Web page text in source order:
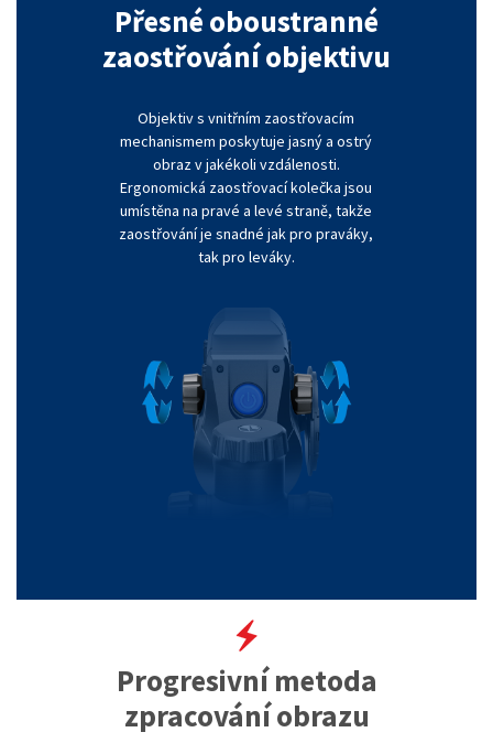
Přesné oboustranné
zaostřování objektivu
Objektiv s vnitřním zaostřovacím
mechanismem poskytuje jasný a ostrý
obraz v jakékoli vzdálenosti.
Ergonomická zaostřovací kolečka jsou
umístěna na pravé a levé straně, takže
zaostřování je snadné jak pro praváky,
tak pro leváky.
Progresivní metoda
zpracování obrazu